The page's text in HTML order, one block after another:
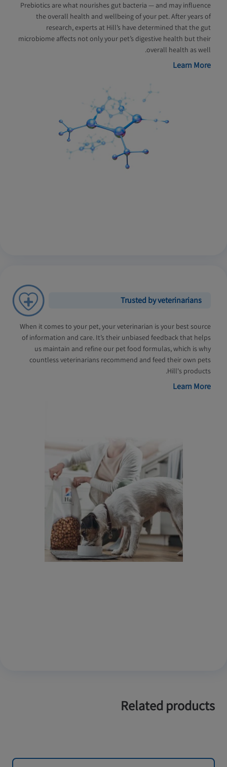
Prebiotics are what nourishes gut bacteria — and may influence
the overall health and wellbeing of your pet. After years of
research, experts at Hill’s have determined that the gut
microbiome affects not only your pet’s digestive health but their
overall health as well.
Learn More
Trusted by veterinarians
When it comes to your pet, your veterinarian is your best source
of information and care. It’s their unbiased feedback that helps
us maintain and refine our pet food formulas, which is why
countless veterinarians recommend and feed their own pets
Hill's products.
Learn More
Related products